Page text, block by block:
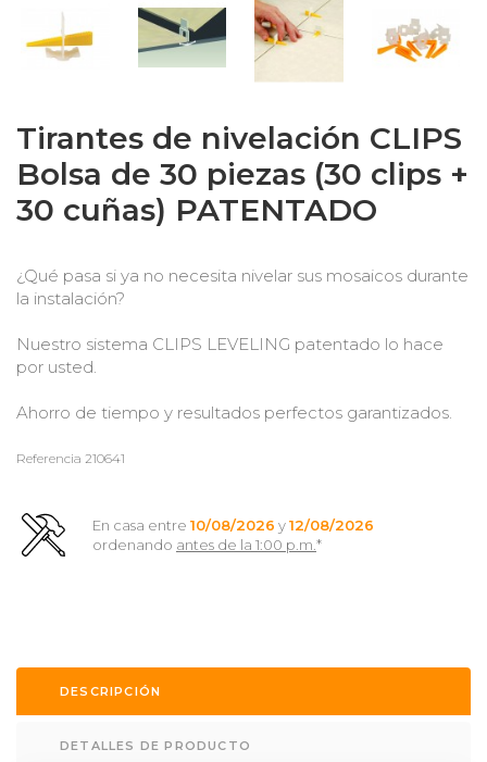
Tirantes de nivelación CLIPS
Bolsa de 30 piezas (30 clips +
30 cuñas) PATENTADO
¿Qué pasa si ya no necesita nivelar sus mosaicos durante
la instalación?
Nuestro sistema CLIPS LEVELING patentado lo hace
por usted.
Ahorro de tiempo y resultados perfectos garantizados.
Referencia 210641
En casa entre 10/08/2026 y12/08/2026
ordenando antes de la 1:00 p.m.*
DESCRIPCIÓN
DETALLES DE PRODUCTO